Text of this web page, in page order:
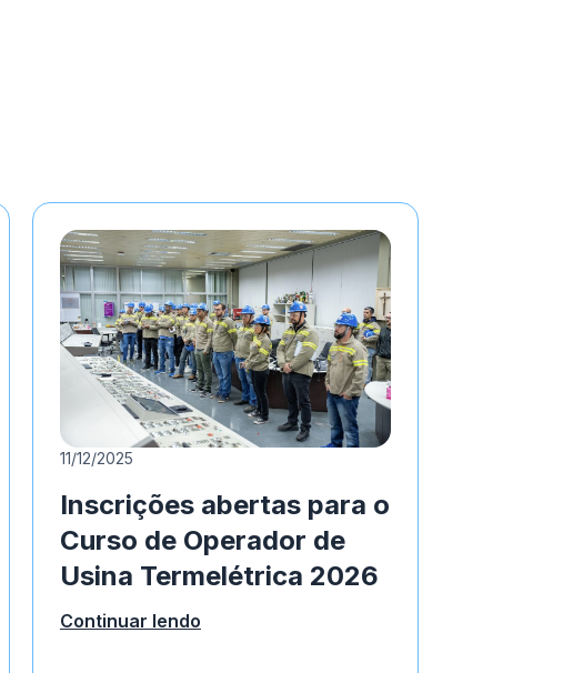
11/12/2025
Inscrições abertas para o
Curso de Operador de
Usina Termelétrica 2026
Continuar lendo